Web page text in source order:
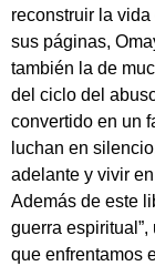
reconstruir la
sus páginas,
también la de
del ciclo del
convertido en un
luchan en
adelante y vivir
Además de este
guerra
que enfrentamos